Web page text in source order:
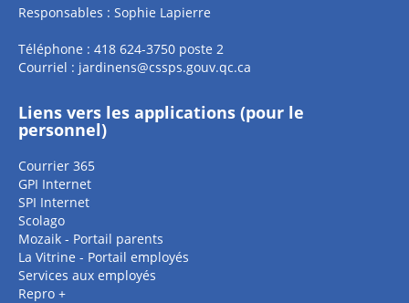
Responsables : Sophie Lapierre
Téléphone : 418 624-3750 poste 2
Courriel : jardinens@cssps.gouv.qc.ca
Liens vers les applications (pour le
personnel)
Courrier 365
GPI Internet
SPI Internet
Scolago
Mozaik - Portail parents
La Vitrine - Portail employés
Services aux employés
Repro +